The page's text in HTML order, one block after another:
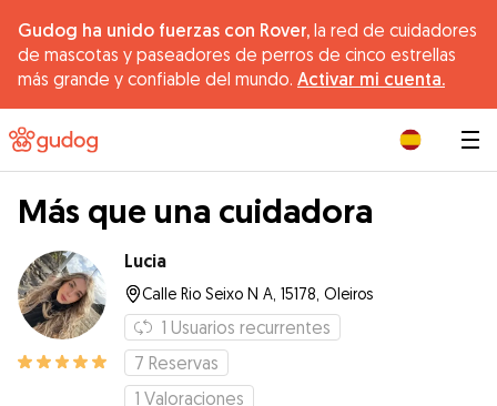
Gudog ha unido fuerzas con Rover, la red de cuidadores
de mascotas y paseadores de perros de cinco estrellas
más grande y confiable del mundo. Activar mi cuenta.
Más que una cuidadora
Lucia
Calle Rio Seixo N A, 15178, Oleiros
1 Usuarios recurrentes
7 Reservas
1 Valoraciones